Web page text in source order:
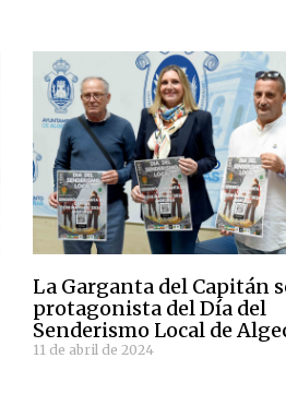
La Garganta del Capitán
protagonista del Día del
Senderismo Local de
11 de abril de 2024